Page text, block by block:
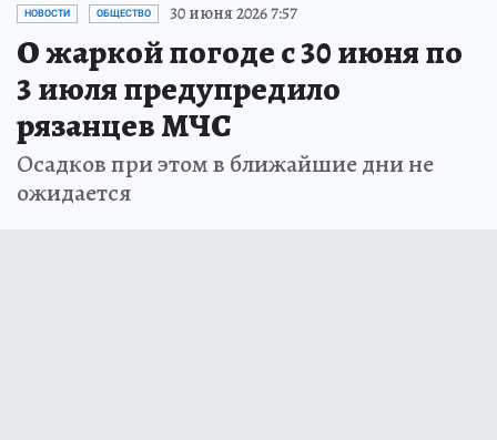
НОВОСТИ ОБЩЕСТВО 30 июня 2026 7:57
О жаркой погоде с 30 июня по
3 июля предупредило
рязанцев МЧС
Осадков при этом в ближайшие дни не
ожидается